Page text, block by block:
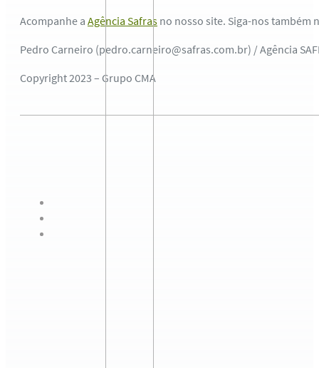
Acompanhe a Agência Safras no nosso site. Siga-nos também
Pedro Carneiro (pedro.carneiro@safras.com.br) / Agência
Copyright 2023 – Grupo CMA